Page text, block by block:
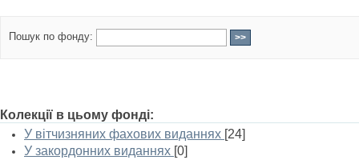
Пошук по фонду:
Колекції в цьому фонді:
У вітчизняних фахових виданнях [24]
У закордонних виданнях [0]